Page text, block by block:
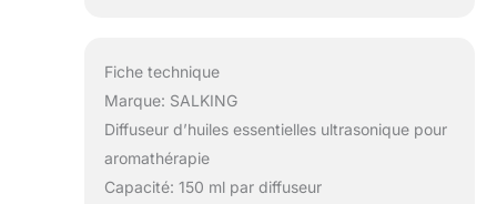
Fiche technique
Marque: SALKING
Diffuseur d’huiles essentielles ultrasonique pour
aromathérapie
Capacité: 150 ml par diffuseur